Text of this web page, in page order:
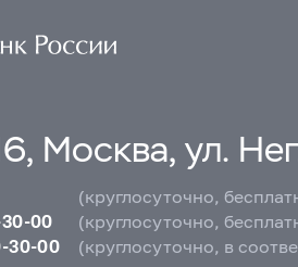
Москва, ул.
(круглосуточно,
00
(круглосуточно,
30-00
(круглосуточно, в